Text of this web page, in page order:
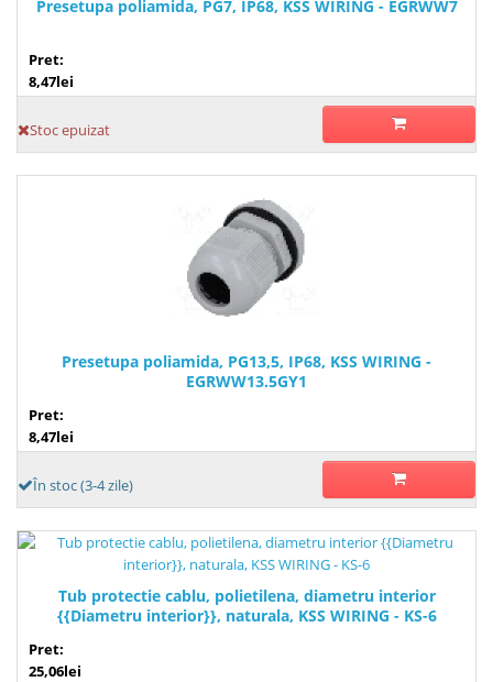
Presetupa poliamida, PG7, IP68, KSS WIRING - EGRWW7
Pret:
8,47lei
Stoc epuizat
Presetupa poliamida, PG13,5, IP68, KSS WIRING -
EGRWW13.5GY1
Pret:
8,47lei
În stoc (3-4 zile)
Tub protectie cablu, polietilena, diametru interior
{{Diametru interior}}, naturala, KSS WIRING - KS-6
Pret:
25,06lei